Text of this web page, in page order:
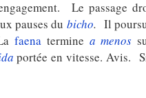
Le passage
pauses du bicho. Il
faenatermine a menos
portée en vitesse. Avis.